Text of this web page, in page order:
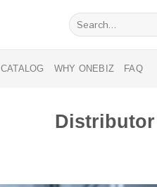
Search
for:
CATALOG WHY ONEBIZ FAQ